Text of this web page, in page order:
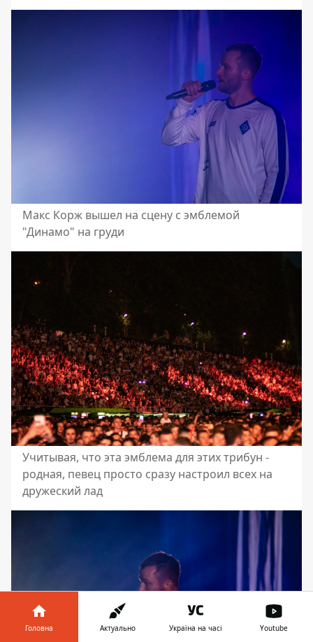
Макс Корж вышел на сцену с эмблемой
"Динамо" на груди
Учитывая, что эта эмблема для этих трибун -
родная, певец просто сразу настроил всех на
дружеский лад
Головна Актуально Україна на часі Youtube